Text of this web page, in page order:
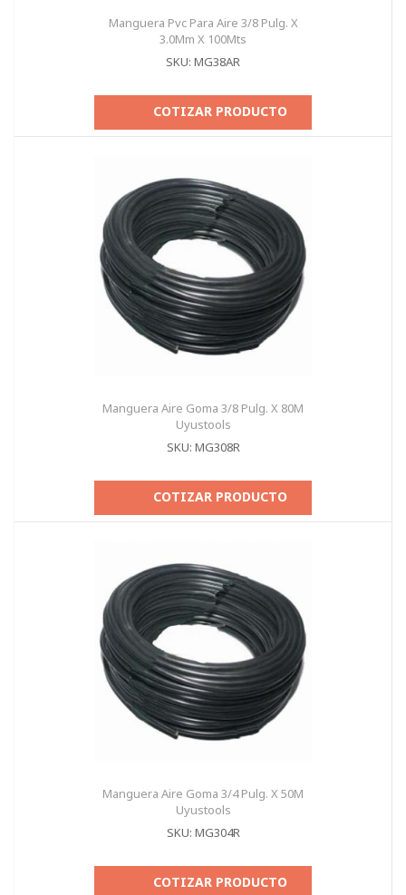
Manguera Pvc Para Aire 3/8 Pulg. X
3.0Mm X 100Mts
SKU: MG38AR
COTIZAR PRODUCTO
Manguera Aire Goma 3/8 Pulg. X 80M
Uyustools
SKU: MG308R
COTIZAR PRODUCTO
Manguera Aire Goma 3/4 Pulg. X 50M
Uyustools
SKU: MG304R
COTIZAR PRODUCTO